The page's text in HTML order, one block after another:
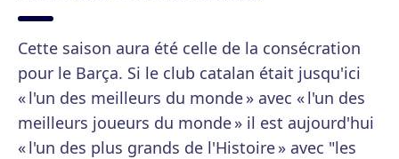
Cette saison aura été celle de la consécration
pour le Barça. Si le club catalan était jusqu'ici
« l'un des meilleurs du monde » avec « l'un des
meilleurs joueurs du monde » il est aujourd'hui
« l'un des plus grands de l'Histoire » avec "les